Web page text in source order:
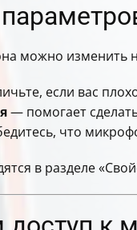
можно изменить
если вас
— помогает
что
в разделе